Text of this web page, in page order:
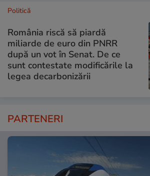
Politică
România riscă să piardă
miliarde de euro din PNRR
după un vot în Senat. De ce
sunt contestate modificările la
legea decarbonizării
PARTENERI